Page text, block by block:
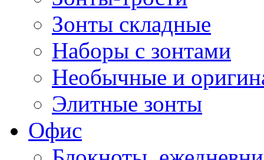
Зонты складные
Наборы с зонтами
Необычные и
Элитные зонты
Офис